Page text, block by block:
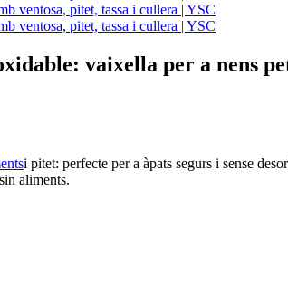
vaixella per a nens
i pitet: perfecte per a àpats segurs i sense
aliments.